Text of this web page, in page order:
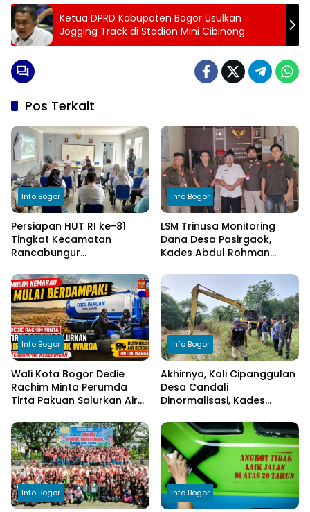
Ketua DPRD Kabupaten Bogor Usulkan
Jogging Track di Stadion Mini Cibinong
Pos Terkait
Info Bogor
Persiapan HUT RI ke-81
Tingkat Kecamatan
Rancabungur
Cimulang, Libatkan Seluruh
Elemen Masyarakat
Info Bogor
LSM Trinusa Monitoring
Dana Desa Pasirgaok,
Kades Abdul Rohman
Transparansi Pengelolaan
Anggaran
Info Bogor
Wali Kota Bogor Dedie
Rachim Minta Perumda
Tirta Pakuan Salurkan Air
Terdampak Kekeringan
Info Bogor
Akhirnya, Kali Cipanggulan
Desa Candali
Dinormalisasi, Kades
kepada Bupati Bogor
Info Bogor Info Bogor